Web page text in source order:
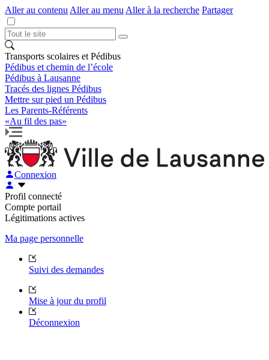
Aller au contenu Aller au menu Aller à la recherche Partager
Transports scolaires et Pédibus
Pédibus et chemin de l’école
Pédibus à Lausanne
Tracés des lignes Pédibus
Mettre sur pied un Pédibus
Les Parents-Référents
«Au fil des pas»
Connexion
Profil connecté
Compte portail
Légitimations actives
Ma page personnelle
Suivi des demandes
Mise à jour du profil
Déconnexion